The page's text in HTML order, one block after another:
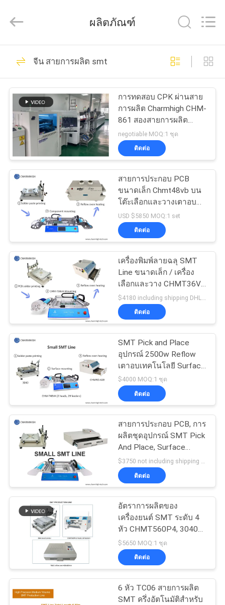
บ้าน
สินค้า
วิดีโอ
เกี่ยว
ทัวร์
โรงงาน
ควบคุม
คุณภาพ
ติดต่อ
เรา
SHOPPING
ON
แผนผัง
เว็บไซต์
2026
CHARMHIGH
All
Reserved.
เลือกและวางเครื่อง
SMT
74
สายการผลิต smt
37
เครื่องพิมพ์ลายฉลุ
SMT เตาอบ Reflow
เครื่องป้อน SMT
21
21
ผลิตภัณฑ์
จีน สายการผลิต smt
การทดสอบ CPK ผ่านสาย
การผลิต Charmhigh CHM-
861 สองสายการผลิต
SMT IPC9850 26000cph
negotiable MOQ:1 ชุด
ติดต่อ
สายการประกอบ PCB
ขนาดเล็ก Chmt48vb บน
โต๊ะเลือกและวางเตาอบ
Reflow T961
USD $5850 MOQ:1 set
ติดต่อ
เครื่องพิมพ์ลายฉลุ SMT
Line ขนาดเล็ก / เครื่อง
เลือกและวาง CHMT36VA
/ เตาอบ Reflow 420
ติดต่อ
SMT Pick and Place
อุปกรณ์ 2500w Reflow
เตาอบเทคโนโลยี Surface
Mount
$4000 MOQ:1 ชุด
ติดต่อ
สายการประกอบ PCB, การ
ผลิตชุดอุปกรณ์ SMT Pick
And Place, Surface
Mount Technology
$3750 not including shipping MOQ:1 ชุด
ติดต่อ
อัตราการผลิตของ
เครื่องยนต์ SMT ระดับ 4
หัว CHMT560P4, 3040
Printer, T962C Reflow
Oven
$5650 MOQ:1 ชุด
ติดต่อ
6 หัว TC06 สายการผลิต
SMT ครึ่งอัตโนมัติสําหรับ